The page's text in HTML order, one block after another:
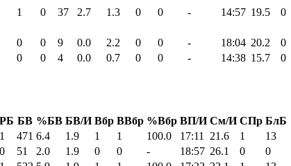
1 0 37 2.7 1.3 0 0 - 14:57 19.5 0
0 0 9 0.0 2.2 0 0 - 18:04 20.2 0
0 0 4 0.0 0.7 0 0 - 14:38 15.7 0
РБ БВ %БВ БВ/И Вбр ВВбр %Вбр ВП/И См/И СПр БлБ
1 471 6.4 1.9 1 1 100.0 17:11 21.6 1
13
0 51 2.0 1.9 0 0 - 18:57 26.1 0
0